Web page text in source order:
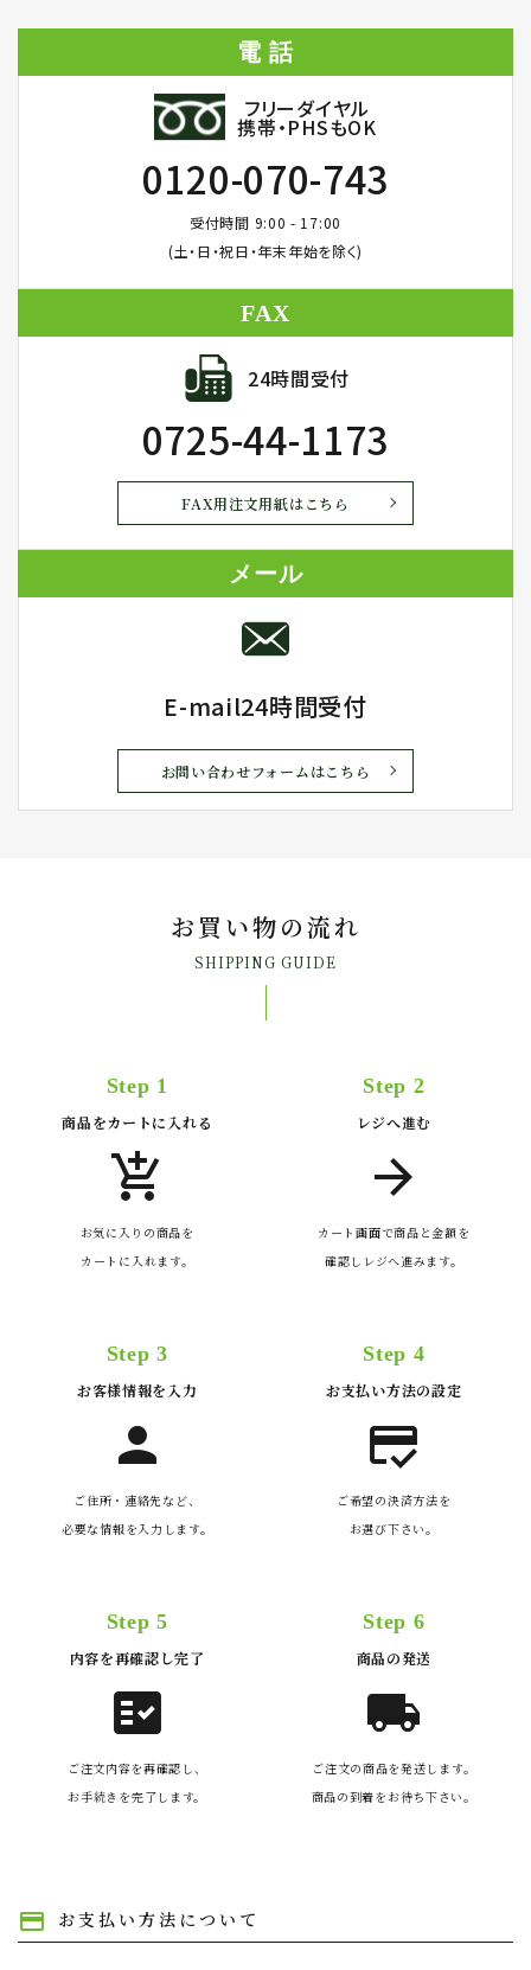
電 話
フリーダイヤル
携帯・PHSもOK
0120-070-743
受付時間 9:00 - 17:00
(土・日・祝日・年末年始を除く)
FAX
24時間受付
0725-44-1173
FAX用注文用紙はこちら
メール
E-mail24時間受付
お問い合わせフォームはこちら
お買い物の流れ
SHIPPING GUIDE
Step 1
商品をカートに入れる
add_shopping_cart
お気に入りの商品を
カートに入れます。
Step 2
レジへ進む
arrow_forward
カート画面で商品と金額を
確認しレジへ進みます。
Step 3
お客様情報を入力
person
ご住所・連絡先など、
必要な情報を入力します。
Step 4
お支払い方法の設定
credit_score
ご希望の決済方法を
お選び下さい。
Step 5
内容を再確認し完了
fact_check
ご注文内容を再確認し、
お手続きを完了します。
Step 6
商品の発送
local_shipping
ご注文の商品を発送します。
商品の到着をお待ち下さい。
payment お支払い方法について